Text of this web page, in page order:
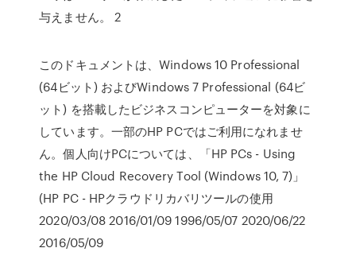
与えません。 2
このドキュメントは、Windows 10 Professional
(64ビット) およびWindows 7 Professional (64ビ
ット) を搭載したビジネスコンピューターを対象に
しています。一部のHP PCではご利用になれませ
ん。個人向けPCについては、「HP PCs - Using
the HP Cloud Recovery Tool (Windows 10, 7)」
(HP PC - HPクラウドリカバリツールの使用
2020/03/08 2016/01/09 1996/05/07 2020/06/22
2016/05/09